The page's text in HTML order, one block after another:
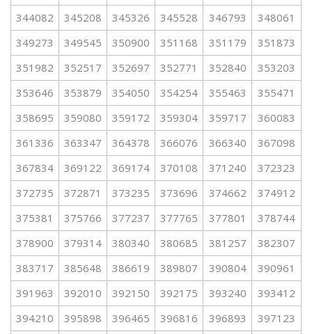
344082
345208 345326 345528 346793
348061
349273
349545 350900 351168 351179
351873
351982
352517 352697 352771 352840
353203
353646
353879 354050 354254 355463
355471
358695
359080 359172 359304 359717
360083
361336
363347 364378 366076 366340
367098
367834
369122 369174 370108 371240
372323
372735
372871 373235 373696 374662
374912
375381
375766 377237 377765 377801
378744
378900
379314 380340 380685 381257
382307
383717
385648 386619 389807 390804
390961
391963
392010 392150 392175 393240
393412
394210
395898 396465 396816 396893
397123